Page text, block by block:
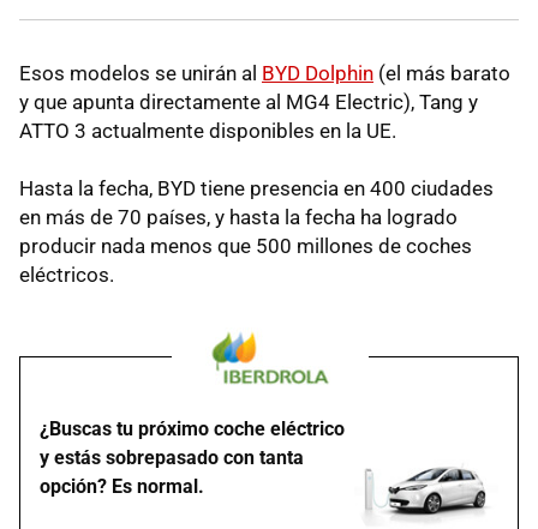
Esos modelos se unirán al BYD Dolphin (el más barato
y que apunta directamente al MG4 Electric), Tang y
ATTO 3 actualmente disponibles en la UE.
Hasta la fecha, BYD tiene presencia en 400 ciudades
en más de 70 países, y hasta la fecha ha logrado
producir nada menos que 500 millones de coches
eléctricos.
¿Buscas tu próximo coche eléctrico
y estás sobrepasado con tanta
opción? Es normal.